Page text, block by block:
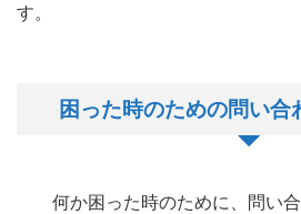
す。
困った時のための問い合
何か困った時のために、問い合